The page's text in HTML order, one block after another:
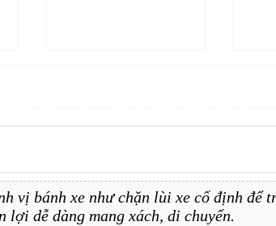
vị bánh xe như chặn lùi xe cố định
lợi dễ dàng mang xách, di chuyển.